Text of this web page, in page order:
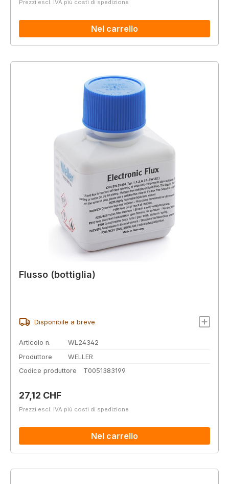
Prezzi escl. IVA più costi di spedizione
Nel carrello
Flusso (bottiglia)
Disponibile a breve
Articolo n.
WL24342
Produttore
WELLER
Codice produttore
T0051383199
Prezzo normale:
27,12 CHF
Prezzi escl. IVA più costi di spedizione
Nel carrello